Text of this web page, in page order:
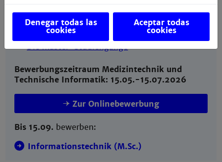
Jetzt informieren und bewerben!
Die Master-Studiengänge
Bewerbungszeitraum Medizintechnik und
Technische Informatik: 15.05.-15.07.2026
Zur Onlinebewerbung
Bis 15.09. bewerben:
Informationstechnik (M.Sc.)
Denegar todas las
cookies
Aceptar todas
cookies